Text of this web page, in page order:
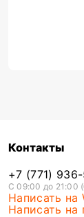
Контакты
+7 (771)
С 09:00 до 21:00
Написать на
Написать на